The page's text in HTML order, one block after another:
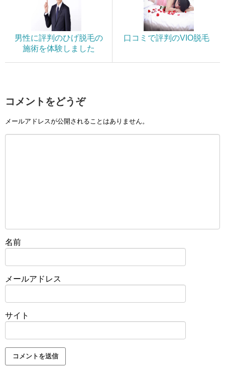
男性に評判のひげ脱毛の
施術を体験しました
口コミで評判のVIO脱毛
コメントをどうぞ
メールアドレスが公開されることはありません。
名前
メールアドレス
サイト